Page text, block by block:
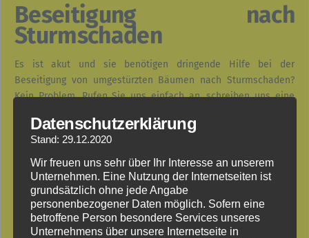
Beseitigung nach
Sturmschaden
Es ist akut und sie benötigen dringende Hilfe bei der
Beseitigung von umgestürzten Bäumen nach Sturmschaden?
Kein Problem. Rufen Sie uns einfach an, schreiben uns eine
Ihr Anliegen – selbst am Wochenende!
Datenschutzerklärung
Stand: 29.12.2020
Wir freuen uns sehr über Ihr Interesse an unserem
Unternehmen. Eine Nutzung der Internetseiten ist
grundsätzlich ohne jede Angabe
personenbezogener Daten möglich. Sofern eine
betroffene Person besondere Services unseres
Unternehmens über unsere Internetseite in